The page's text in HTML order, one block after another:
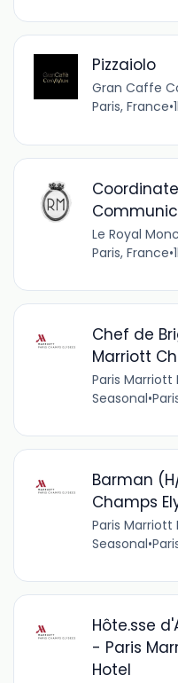
Pizzaiolo
Gran Caffe
Paris, France•
Le Royal
Paris, France•
Chef de
Marriott
Paris Marriott
Seasonal•
Barman
Champs
Paris Marriott
Seasonal•
Hôte.sse
- Paris
Hotel